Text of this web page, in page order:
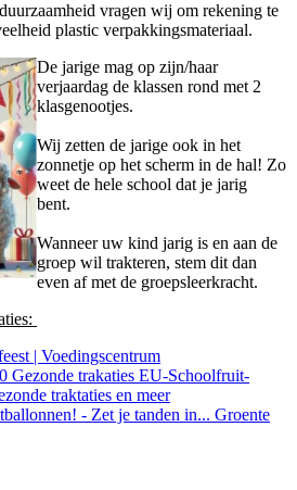
vragen wij om rekening te
plastic verpakkingsmateriaal.
De jarige mag op zijn/haar
verjaardag de klassen rond met 2
klasgenootjes.
Wij zetten de jarige ook in het
zonnetje op het scherm in de hal! Zo
weet de hele school dat je jarig
bent.
Wanneer uw kind jarig is en aan de
groep wil trakteren, stem dit dan
even af met de groepsleerkracht.
| Voedingscentrum
Gezonde trakaties EU-Schoolfruit-
traktaties en meer
- Zet je tanden in... Groente